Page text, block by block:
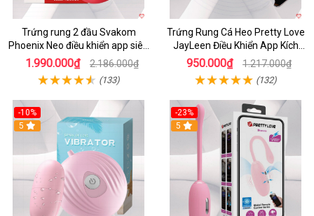
Trứng rung 2 đầu Svakom
Phoenix Neo điều khiển app siêu
phê
1.990.000₫ 2.186.000₫
(133)
Trứng Rung Cá Heo Pretty Love
JayLeen Điều Khiển App Kích
Thích
950.000₫ 1.217.000₫
(132)
-10%
5
-23%
5